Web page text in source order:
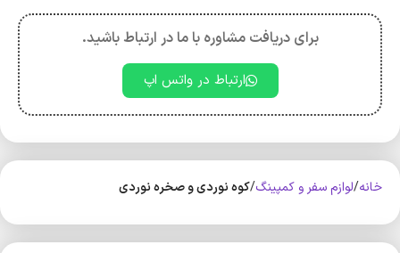
برای دریافت مشاوره با ما در ارتباط باشید.
ارتباط در واتس اپ
خانه لوازم سفر و کمپینگ کوه‌ نوردی و صخره نوردی